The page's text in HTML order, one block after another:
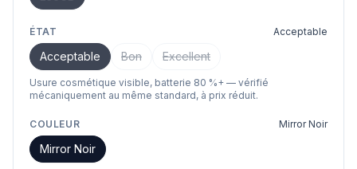
ÉTAT Acceptable
Acceptable Bon Excellent
Usure cosmétique visible, batterie 80 %+ — vérifié
mécaniquement au même standard, à prix réduit.
COULEUR Mirror Noir
Mirror Noir